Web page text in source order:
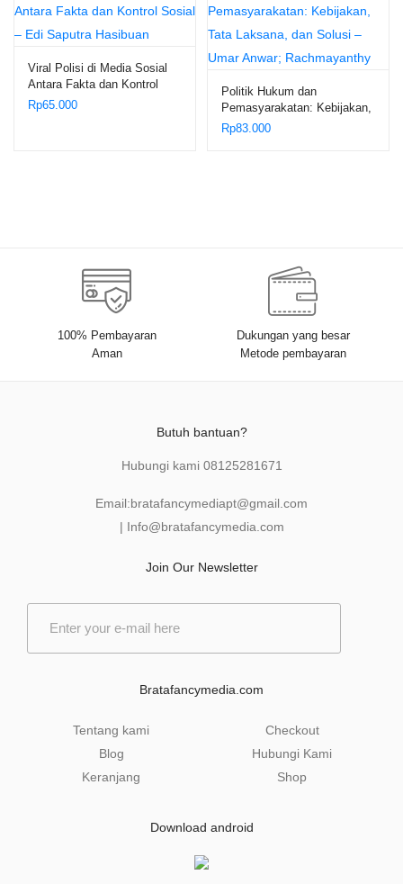
Viral Polisi di Media Sosial
Antara Fakta dan Kontrol
Sosial – Edi Saputra
Rp65.000
Politik Hukum dan
Pemasyarakatan: Kebijakan,
Tata Laksana, dan Solusi –
Rp83.000
100% Pembayaran
Aman
Dukungan yang besar
Metode pembayaran
Butuh bantuan?
Hubungi kami 08125281671
Email:bratafancymediapt@gmail.com
| Info@bratafancymedia.com
Join Our Newsletter
Bratafancymedia.com
Tentang kami
Blog
Keranjang
Checkout
Hubungi Kami
Shop
Download android